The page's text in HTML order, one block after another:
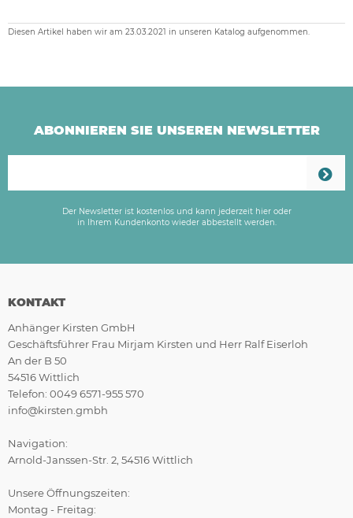
Diesen Artikel haben wir am 23.03.2021 in unseren Katalog aufgenommen.
ABONNIEREN SIE UNSEREN NEWSLETTER
Der Newsletter ist kostenlos und kann jederzeit hier oder
in Ihrem Kundenkonto wieder abbestellt werden.
KONTAKT
Anhänger Kirsten GmbH
Geschäftsführer Frau Mirjam Kirsten und Herr Ralf Eiserloh
An der B 50
54516 Wittlich
Telefon: 0049 6571-955 570
info@kirsten.gmbh
Navigation:
Arnold-Janssen-Str. 2, 54516 Wittlich
Unsere Öffnungszeiten:
Montag - Freitag: